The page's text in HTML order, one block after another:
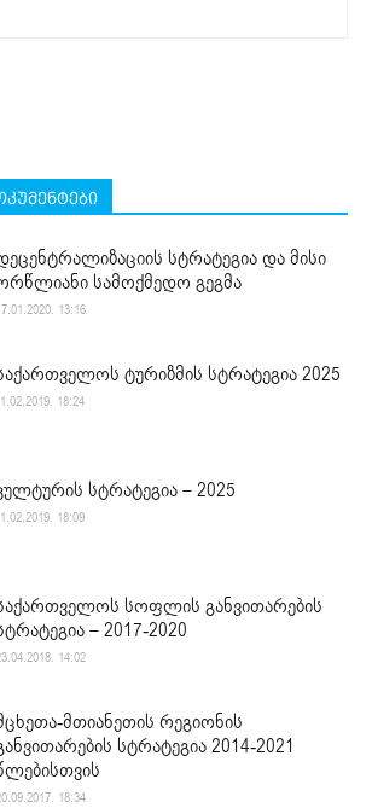
სტრატეგია და მისი
სამოქმედო გეგმა
13:16
ტურიზმის სტრატეგია 2025
18:24
სტრატეგია – 2025
18:09
სოფლის განვითარების
– 2017-2020
14:02
მთიანეთის რეგიონის
სტრატეგია 2014-2021
18:34